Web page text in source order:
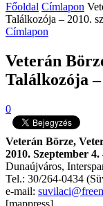
Főoldal Címlapon
Találkozója – 2010.
Címlapon
Veterán
Találkozója –
0
Veterán Börze,
2010. Szeptember 4.
Dunaújváros,
Tel.: 30/264-0434
e-mail:
[mappress]